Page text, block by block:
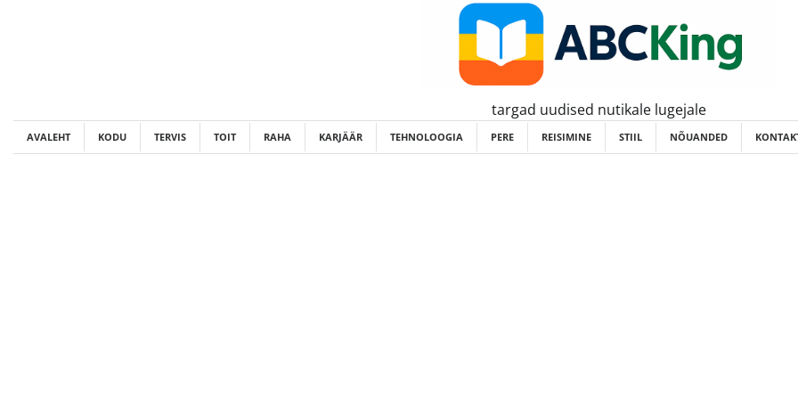
targad uudised nutikale lugejale
AVALEHT KODU TERVIS TOIT RAHA KARJÄÄR TEHNOLOOGIA PERE REISIMINE STIIL NÕUANDED